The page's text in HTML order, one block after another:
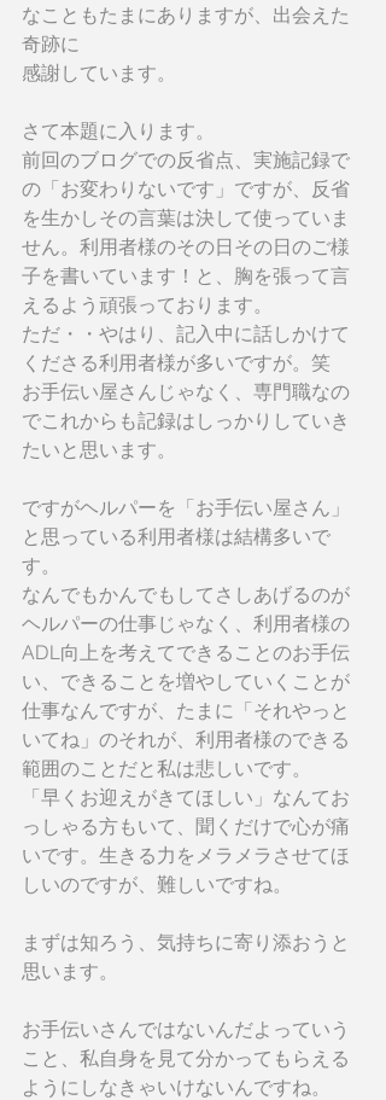
なこともたまにありますが、出会えた
奇跡に
感謝しています。
さて本題に入ります。
前回のブログでの反省点、実施記録で
の「お変わりないです」ですが、反省
を生かしその言葉は決して使っていま
せん。利用者様のその日その日のご様
子を書いています！と、胸を張って言
えるよう頑張っております。
ただ・・やはり、記入中に話しかけて
くださる利用者様が多いですが。笑
お手伝い屋さんじゃなく、専門職なの
でこれからも記録はしっかりしていき
たいと思います。
ですがヘルパーを「お手伝い屋さん」
と思っている利用者様は結構多いで
す。
なんでもかんでもしてさしあげるのが
ヘルパーの仕事じゃなく、利用者様の
ADL向上を考えてできることのお手伝
い、できることを増やしていくことが
仕事なんですが、たまに「それやっと
いてね」のそれが、利用者様のできる
範囲のことだと私は悲しいです。
「早くお迎えがきてほしい」なんてお
っしゃる方もいて、聞くだけで心が痛
いです。生きる力をメラメラさせてほ
しいのですが、難しいですね。
まずは知ろう、気持ちに寄り添おうと
思います。
お手伝いさんではないんだよっていう
こと、私自身を見て分かってもらえる
ようにしなきゃいけないんですね。